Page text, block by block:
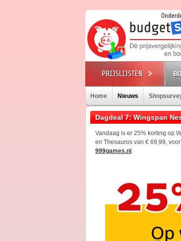
Home Nieuws
Dagdeal 7: Wingspan
Vandaag is er 25% korting op
en Thesauros van € 69,99,
999games.nl .